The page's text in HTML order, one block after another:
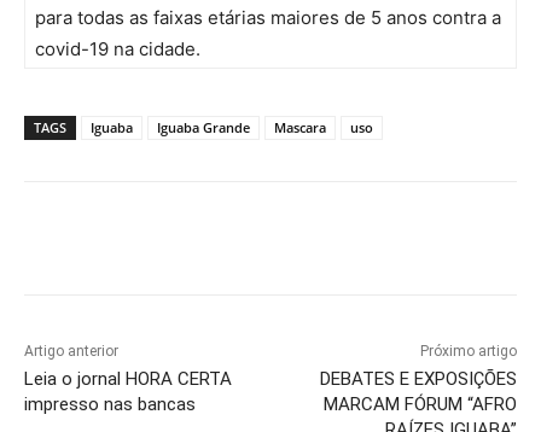
para todas as faixas etárias maiores de 5 anos contra a
covid-19 na cidade.
TAGS Iguaba Iguaba Grande Mascara uso
Artigo anterior
Leia o jornal HORA CERTA
impresso nas bancas
Próximo artigo
DEBATES E EXPOSIÇÕES
MARCAM FÓRUM “AFRO